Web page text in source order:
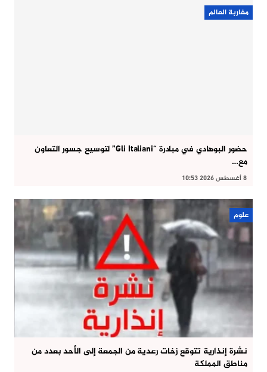
مغاربة العالم
حضور البوهادي في مبادرة “Gli Italiani” لتوسيع جسور التعاون
مع…
8 أغسطس 2026 10:53
علوم
نشرة إنذارية تتوقع زخات رعدية من الجمعة إلى الأحد بعدد من
مناطق المملكة